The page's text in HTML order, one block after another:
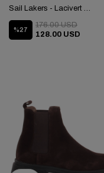
Sail Lakers - Lacivert Süet Erkek Chelsea Bot 102-3624-081155
%27
128.00 USD
176.00 USD